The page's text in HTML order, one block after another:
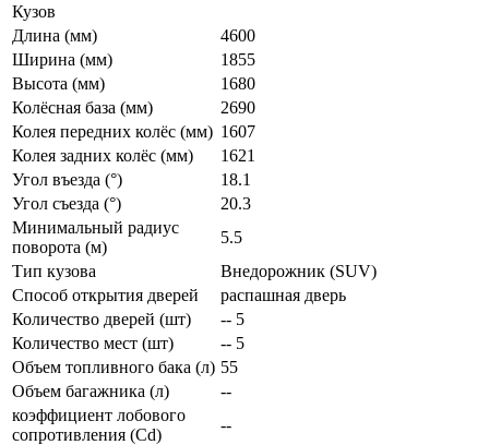
Кузов
Длина (мм)
4600
Ширина (мм)
1855
Высота (мм)
1680
Колёсная база (мм)
2690
Колея передних колёс (мм) 1607
Колея задних колёс (мм)
1621
Угол въезда (°)
18.1
Угол съезда (°)
20.3
Минимальный радиус
поворота (м)
5.5
Тип кузова
Внедорожник (SUV)
Способ открытия дверей
распашная дверь
Количество дверей (шт)
-- 5
Количество мест (шт)
-- 5
Объем топливного бака (л) 55
Объем багажника (л)
--
коэффициент лобового
сопротивления (Cd)
--